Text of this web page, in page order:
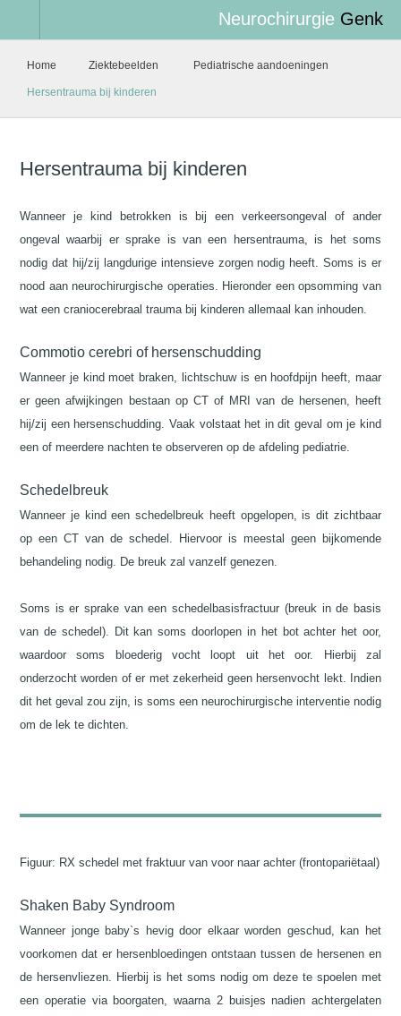
Neurochirurgie Genk
Home Ziektebeelden Pediatrische aandoeningen
Hersentrauma bij kinderen
Hersentrauma bij kinderen
Wanneer je kind betrokken is bij een verkeersongeval of ander
ongeval waarbij er sprake is van een hersentrauma, is het soms
nodig dat hij/zij langdurige intensieve zorgen nodig heeft. Soms is er
nood aan neurochirurgische operaties. Hieronder een opsomming van
wat een craniocerebraal trauma bij kinderen allemaal kan inhouden.
Commotio cerebri of hersenschudding
Wanneer je kind moet braken, lichtschuw is en hoofdpijn heeft, maar
er geen afwijkingen bestaan op CT of MRI van de hersenen, heeft
hij/zij een hersenschudding. Vaak volstaat het in dit geval om je kind
een of meerdere nachten te observeren op de afdeling pediatrie.
Schedelbreuk
Wanneer je kind een schedelbreuk heeft opgelopen, is dit zichtbaar
op een CT van de schedel. Hiervoor is meestal geen bijkomende
behandeling nodig. De breuk zal vanzelf genezen.
Soms is er sprake van een schedelbasisfractuur (breuk in de basis
van de schedel). Dit kan soms doorlopen in het bot achter het oor,
waardoor soms bloederig vocht loopt uit het oor. Hierbij zal
onderzocht worden of er met zekerheid geen hersenvocht lekt. Indien
dit het geval zou zijn, is soms een neurochirurgische interventie nodig
om de lek te dichten.
Figuur: RX schedel met fraktuur van voor naar achter (frontopariëtaal)
Shaken Baby Syndroom
Wanneer jonge baby`s hevig door elkaar worden geschud, kan het
voorkomen dat er hersenbloedingen ontstaan tussen de hersenen en
de hersenvliezen. Hierbij is het soms nodig om deze te spoelen met
een operatie via boorgaten, waarna 2 buisjes nadien achtergelaten